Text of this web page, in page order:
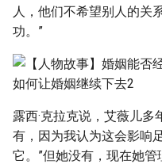
人，他们不希望别人的关
功。”
露西·克拉克说，艾薇儿
有，因为我认为这会影响
它。”但她没有，现在她